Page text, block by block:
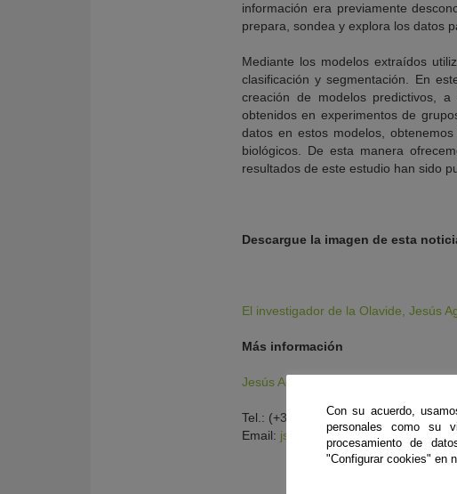
información era previamente
prepara, sondea y explora los datos
Mediante los modelos extraídos
clasificación y segmentación. En
creación de modelos predictivos,
obtenidos en experimentos de
datos en estos modelos,
biológicos. De esta manera
resultados de este estudio han sido
Descargue la imagen de esta
El investigador de la Olavide, Jesús
Más información
Jesús Aguilar
Tel.: (+34) 954977940
Email: jsagurui@upo.es
Con su acuerdo,
personales como su
procesamiento de
"Configurar cookies" en